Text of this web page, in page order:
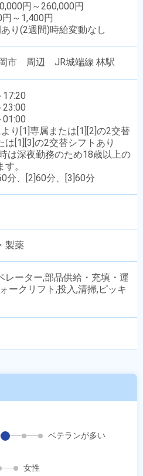
円～260,000円
～1,400円
り(2週間)時給変動なし
市 周辺 JR城端線 林駅
17:20
23:00
01:00
り[1]専属または[1][2]の2交替
は[1][3]の2交替シフトあり
は深夜勤務のため18歳以上の
。
分、[2]60分、[3]60分
製薬
レーター,部品供給・充填・運
ークリフト,投入,清掃,ピッキ
ベテランが多い
女性